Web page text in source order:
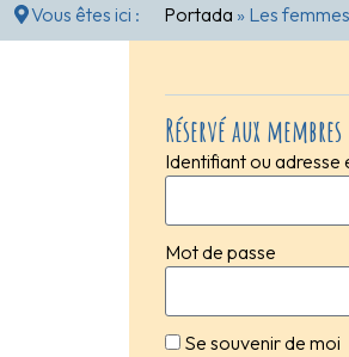
Vous êtes ici :
Portada » Les
Réservé aux membres
Identifiant ou adresse
Mot de passe
Se souvenir de moi